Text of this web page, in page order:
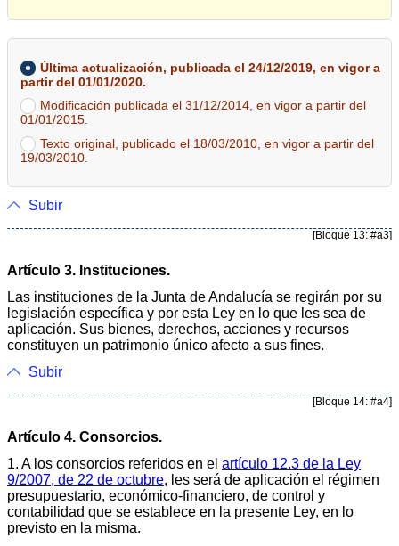
Última actualización, publicada el 24/12/2019, en vigor a
partir del 01/01/2020.
Modificación publicada el 31/12/2014, en vigor a partir del
01/01/2015.
Texto original, publicado el 18/03/2010, en vigor a partir del
19/03/2010.
Subir
[Bloque 13: #a3]
Artículo 3. Instituciones.
Las instituciones de la Junta de Andalucía se regirán por su
legislación específica y por esta Ley en lo que les sea de
aplicación. Sus bienes, derechos, acciones y recursos
constituyen un patrimonio único afecto a sus fines.
Subir
[Bloque 14: #a4]
Artículo 4. Consorcios.
1. A los consorcios referidos en el artículo 12.3 de la Ley
9/2007, de 22 de octubre, les será de aplicación el régimen
presupuestario, económico-financiero, de control y
contabilidad que se establece en la presente Ley, en lo
previsto en la misma.